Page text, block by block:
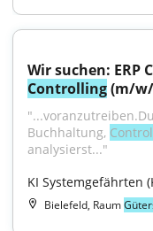
Controlling (m/
Buchhaltung,
analysierst..."
KI Systemgefährten
Bielefeld, Raum